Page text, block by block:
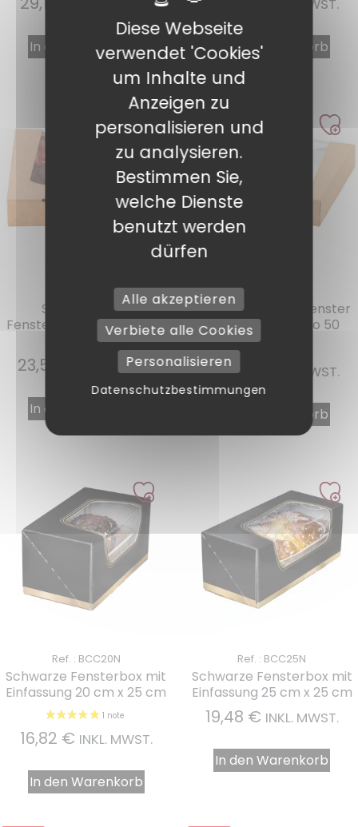
In den Warenkorb
INKL. MWST.
In den Warenkorb
Ref. : BTPF20
Schachtel aus
Fensterkarton 20 x 20 x 4
cm pro 50
23,54 INKL. MWST.
In den Warenkorb
Ref. : BTPF24
Kartonschachtel Fenster
24 x 24 x 4 cm pro 50
34,38 INKL. MWST.
In den Warenkorb
Ref. : BCC20N
Schwarze Fensterbox mit
Einfassung 20 cm x 25 cm
16,82 € INKL. MWST.
In den Warenkorb
Ref. : BCC25N
Schwarze Fensterbox mit
Einfassung 25 cm x 25 cm
19,48 € INKL. MWST.
In den Warenkorb
Diese Webseite
verwendet 'Cookies'
um Inhalte und
Anzeigen zu
personalisieren und
zu analysieren.
Bestimmen Sie,
welche Dienste
benutzt werden
dürfen
Alle akzeptieren
Verbiete alle Cookies
Personalisieren
Datenschutzbestimmungen